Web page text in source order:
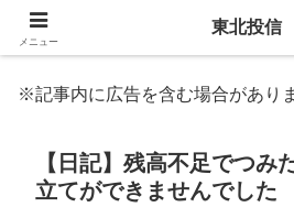
※記事内に広告を含む場合があり
【日記】残高不足でつみ
立てができませんでした
メニュー
東北投信